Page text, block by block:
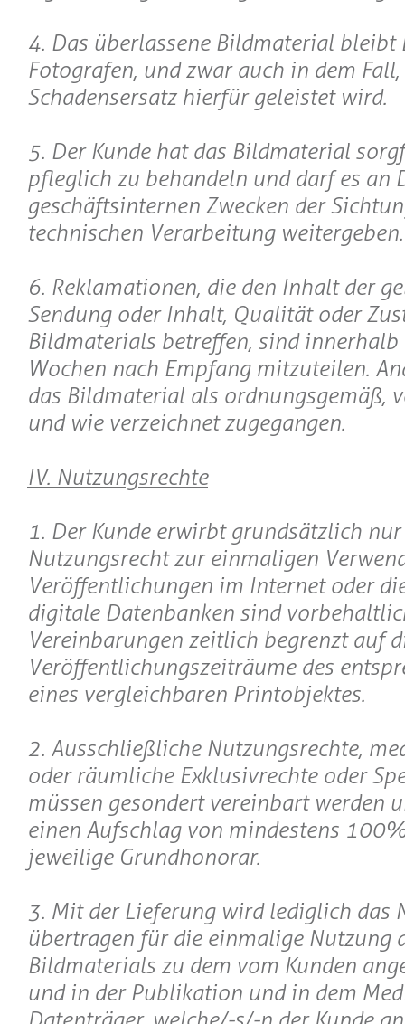
4. Das überlassene Bildmaterial bleibt
Fotografen, und zwar auch in dem Fall,
Schadensersatz hierfür geleistet wird.
5. Der Kunde hat das Bildmaterial
pfleglich zu behandeln und darf es an
geschäftsinternen Zwecken der
technischen Verarbeitung weitergeben.
6. Reklamationen, die den Inhalt der
Sendung oder Inhalt, Qualität oder
Bildmaterials betreffen, sind innerhalb
Wochen nach Empfang mitzuteilen.
das Bildmaterial als ordnungsgemäß,
und wie verzeichnet zugegangen.
IV. Nutzungsrechte
1. Der Kunde erwirbt grundsätzlich
Nutzungsrecht zur einmaligen
Veröffentlichungen im Internet oder
digitale Datenbanken sind
Vereinbarungen zeitlich begrenzt auf
Veröffentlichungszeiträume des
eines vergleichbaren Printobjektes.
2. Ausschließliche Nutzungsrechte,
oder räumliche Exklusivrechte oder
müssen gesondert vereinbart werden
einen Aufschlag von mindestens
jeweilige Grundhonorar.
3. Mit der Lieferung wird lediglich das
übertragen für die einmalige Nutzung
Bildmaterials zu dem vom Kunden
und in der Publikation und in dem